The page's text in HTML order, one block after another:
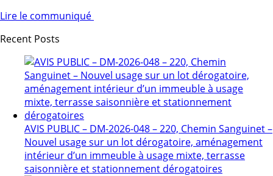
Lire le communiqué
Recent Posts
AVIS PUBLIC – DM-2026-048 – 220, Chemin Sanguinet –
Nouvel usage sur un lot dérogatoire, aménagement
intérieur d’un immeuble à usage mixte, terrasse
saisonnière et stationnement dérogatoires